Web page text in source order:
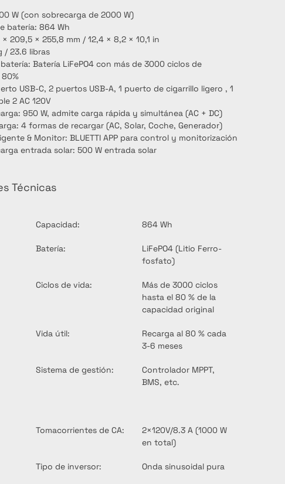
W (con sobrecarga de 2000 W)
batería: 864 Wh
× 209,5 × 255,8 mm / 12,4 × 8,2 × 10,1 in
/ 23.6 libras
Batería LiFePO4 con más de 3000 ciclos de
USB-C, 2 puertos USB-A, 1 puerto de cigarrillo ligero , 1
2 AC 120V
950 W, admite carga rápida y simultánea (AC + DC)
4 formas de recargar (AC, Solar, Coche, Generador)
& Monitor: BLUETTI APP para control y monitorización
entrada solar: 500 W entrada solar
Técnicas
Capacidad: 864 Wh
Batería:
LiFePO4 (Litio Ferro-
fosfato)
Ciclos de vida:
Más de 3000 ciclos
hasta el 80 % de la
capacidad original
Vida útil:
Recarga al 80 % cada
3-6 meses
Sistema de gestión:
Controlador MPPT,
BMS, etc.
Tomacorrientes de CA:
2×120V/8.3 A (1000 W
en total)
Tipo de inversor: Onda sinusoidal pura